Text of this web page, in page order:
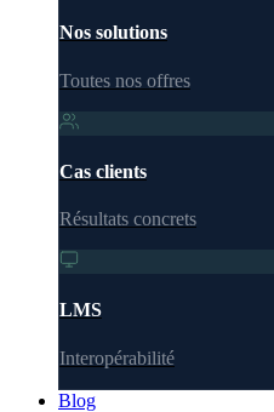
Nos solutions
Toutes nos offres
Cas clients
Résultats concrets
LMS
Interopérabilité
Blog